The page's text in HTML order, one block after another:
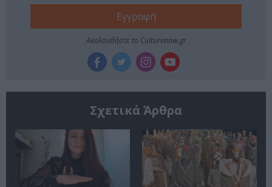
Ακολουθήστε το Culturenow.gr
Σχετικά Άρθρα